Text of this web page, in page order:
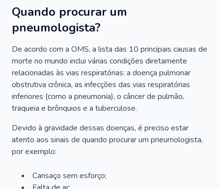
Quando procurar um
pneumologista?
De acordo com a OMS, a lista das 10 principais causas de
morte no mundo inclui várias condições diretamente
relacionadas às vias respiratórias: a doença pulmonar
obstrutiva crônica, as infecções das vias respiratórias
inferiores (como a pneumonia), o câncer de pulmão,
traqueia e brônquios e a tuberculose.
Devido à gravidade dessas doenças, é preciso estar
atento aos sinais de quando procurar um pneumologista,
por exemplo:
Cansaço sem esforço;